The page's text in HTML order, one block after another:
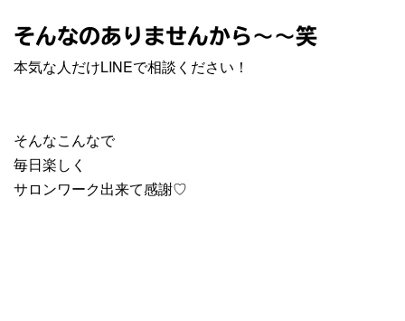
そんなのありませんから〜〜笑
本気な人だけLINEで相談ください！
そんなこんなで
毎日楽しく
サロンワーク出来て感謝♡